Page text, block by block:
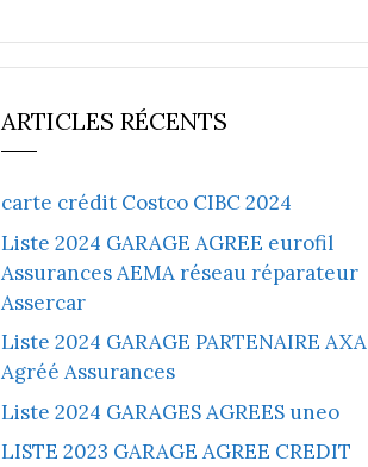
ARTICLES RÉCENTS
carte crédit Costco CIBC 2024
Liste 2024 GARAGE AGREE eurofil
Assurances AEMA réseau réparateur
Assercar
Liste 2024 GARAGE PARTENAIRE AXA
Agréé Assurances
Liste 2024 GARAGES AGREES uneo
LISTE 2023 GARAGE AGREE CREDIT